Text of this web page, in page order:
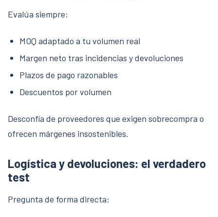
Evalúa siempre:
MOQ adaptado a tu volumen real
Margen neto tras incidencias y devoluciones
Plazos de pago razonables
Descuentos por volumen
Desconfía de proveedores que exigen sobrecompra o
ofrecen márgenes insostenibles.
Logística y devoluciones: el verdadero
test
Pregunta de forma directa: